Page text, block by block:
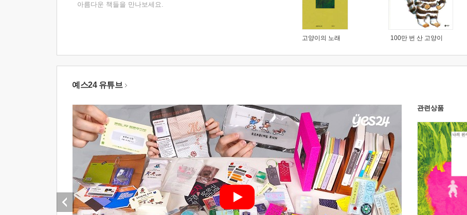
아름다운 책들을 만나보세요.
고양이의 노래 100만 번 산 고양이
예스24 유튜브
관련상품